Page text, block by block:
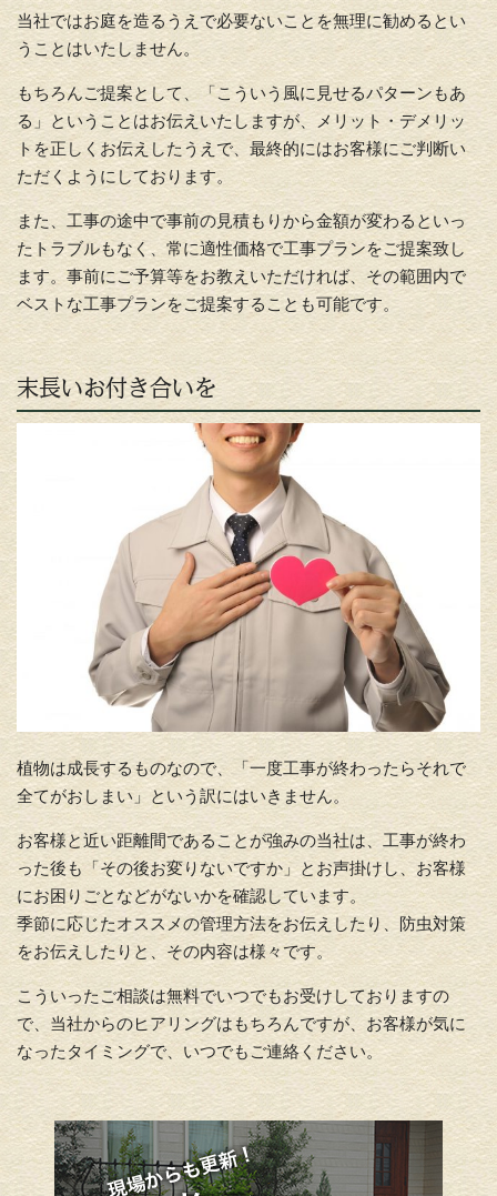
当社ではお庭を造るうえで必要ないことを無理に勧めるとい
うことはいたしません。
もちろんご提案として、「こういう風に見せるパターンもあ
る」ということはお伝えいたしますが、メリット・デメリッ
トを正しくお伝えしたうえで、最終的にはお客様にご判断い
ただくようにしております。
また、工事の途中で事前の見積もりから金額が変わるといっ
たトラブルもなく、常に適性価格で工事プランをご提案致し
ます。事前にご予算等をお教えいただければ、その範囲内で
ベストな工事プランをご提案することも可能です。
末長いお付き合いを
植物は成長するものなので、「一度工事が終わったらそれで
全てがおしまい」という訳にはいきません。
お客様と近い距離間であることが強みの当社は、工事が終わ
った後も「その後お変りないですか」とお声掛けし、お客様
にお困りごとなどがないかを確認しています。
季節に応じたオススメの管理方法をお伝えしたり、防虫対策
をお伝えしたりと、その内容は様々です。
こういったご相談は無料でいつでもお受けしておりますの
で、当社からのヒアリングはもちろんですが、お客様が気に
なったタイミングで、いつでもご連絡ください。